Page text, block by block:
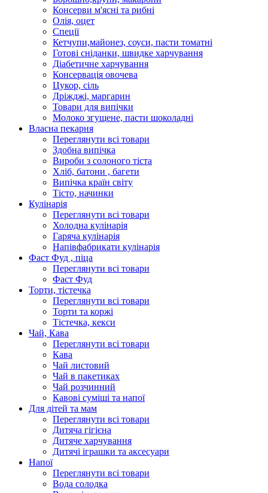
Консерви м'ясні та рибні
Олія, оцет
Спеції
Кетчупи,майонез, соуси, пасти томатні
Готові сніданки, швидке харчування
Діабетичне харчування
Консервація овочева
Цукор, сіль
Дріжджі, маргарин
Товари для випічки
Молоко згущене, пасти шоколадні
Власна пекарня
Переглянути всі товари
Здобна випічка
Вироби з солоного тіста
Хліб, батони , багети
Випічка країн світу
Тісто, начинки
Кулінарія
Переглянути всі товари
Холодна кулінарія
Гаряча кулінарія
Напівфабрикати кулінарія
Фаст Фуд , піца
Переглянути всі товари
Фаст Фуд
Торти, тістечка
Переглянути всі товари
Торти та коржі
Тістечка, кекси
Чай, Кава
Переглянути всі товари
Кава
Чай листовий
Чай в пакетиках
Чай розчинний
Кавові суміші та напої
Для дітей та мам
Переглянути всі товари
Дитяча гігієна
Дитяче харчування
Дитячі іграшки та аксесуари
Напої
Переглянути всі товари
Вода солодка